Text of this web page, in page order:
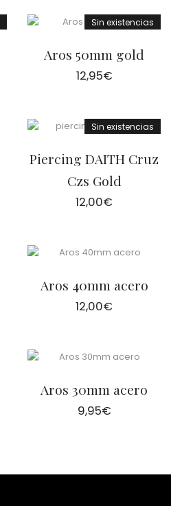
Sin existencias
Aros 50mm gold
12,95€
Sin existencias
Piercing DAITH Cruz
Czs Gold
12,00€
Aros 40mm acero
12,00€
Aros 30mm acero
9,95€